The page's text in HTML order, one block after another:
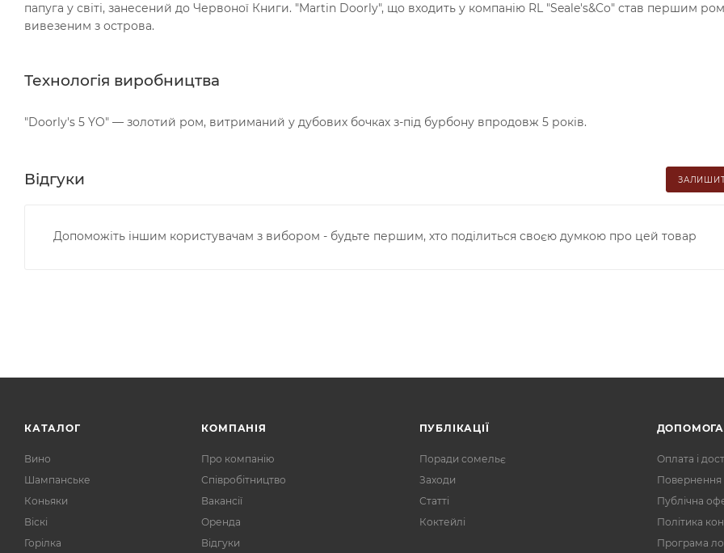
папуга у світі, занесений до Червоної Книги. "Martin Doorly", що входить у компанію RL "Seale's&Co" став першим
вивезеним з острова.
Технологія виробництва
"Doorly's 5 YO" — золотий ром, витриманий у дубових бочках з-під бурбону впродовж 5 років.
Відгуки
Допоможіть іншим користувачам з вибором - будьте першим, хто поділиться своєю думкою про цей товар
КАТАЛОГ
Вино
Шампанське
Коньяки
Віскі
Горілка
КОМПАНІЯ
Про компанію
Співробітництво
Вакансії
Оренда
Відгуки
ПУБЛІКАЦІЇ
Поради сомельє
Заходи
Статті
Коктейлі
ДОПОМОГА
Оплата і
Повернення
Публічна
Політика
Програма